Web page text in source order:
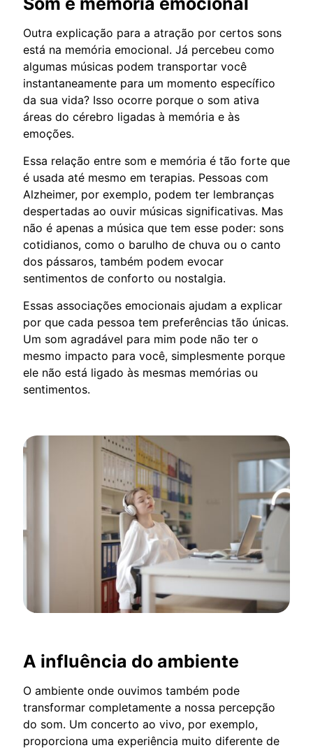
Outra explicação para a atração por certos sons
está na memória emocional. Já percebeu como
algumas músicas podem transportar você
instantaneamente para um momento específico
da sua vida? Isso ocorre porque o som ativa
áreas do cérebro ligadas à memória e às
emoções.
Essa relação entre som e memória é tão forte que
é usada até mesmo em terapias. Pessoas com
Alzheimer, por exemplo, podem ter lembranças
despertadas ao ouvir músicas significativas. Mas
não é apenas a música que tem esse poder: sons
cotidianos, como o barulho de chuva ou o canto
dos pássaros, também podem evocar
sentimentos de conforto ou nostalgia.
Essas associações emocionais ajudam a explicar
por que cada pessoa tem preferências tão únicas.
Um som agradável para mim pode não ter o
mesmo impacto para você, simplesmente porque
ele não está ligado às mesmas memórias ou
sentimentos.
A influência do ambiente
O ambiente onde ouvimos também pode
transformar completamente a nossa percepção
do som. Um concerto ao vivo, por exemplo,
proporciona uma experiência muito diferente de